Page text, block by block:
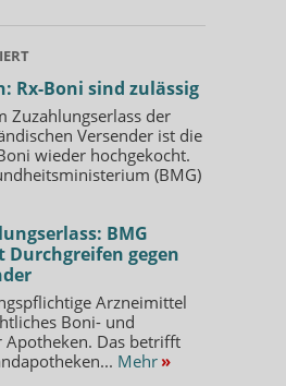
Rx-Boni sind zulässig
Zuzahlungserlass der
Versender ist die
wieder hochgekocht.
(BMG)
BMG
Durchgreifen gegen
Arzneimittel
Boni- und
Apotheken. Das betrifft
Mehr »